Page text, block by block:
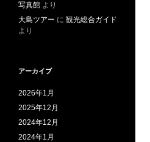
写真館 より
大島ツアー に 観光総合ガイド
より
アーカイブ
2026年1月
2025年12月
2024年12月
2024年1月